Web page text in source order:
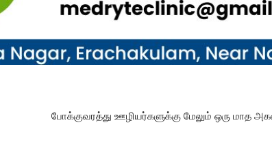
போக்குவரத்து ஊழியர்களுக்கு மேலும் ஒரு மாத